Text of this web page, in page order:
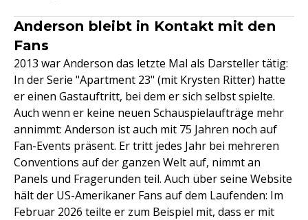
Anderson bleibt in Kontakt mit den
Fans
2013 war Anderson das letzte Mal als Darsteller tätig:
In der Serie "Apartment 23" (mit Krysten Ritter) hatte
er einen Gastauftritt, bei dem er sich selbst spielte.
Auch wenn er keine neuen Schauspielaufträge mehr
annimmt: Anderson ist auch mit 75 Jahren noch auf
Fan-Events präsent. Er tritt jedes Jahr bei mehreren
Conventions auf der ganzen Welt auf, nimmt an
Panels und Fragerunden teil. Auch über seine Website
hält der US-Amerikaner Fans auf dem Laufenden: Im
Februar 2026 teilte er zum Beispiel mit, dass er mit